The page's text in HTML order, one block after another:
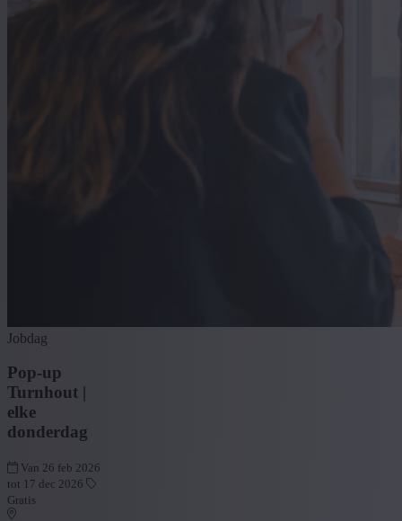
Jobdag
Pop-up
Turnhout |
elke
donderdag
Van 26 feb 2026
tot 17 dec 2026
Gratis